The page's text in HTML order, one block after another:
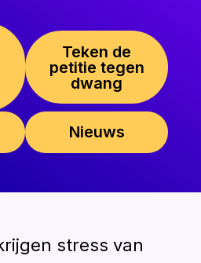
Teken de
petitie tegen
dwang
Nieuws
stress van